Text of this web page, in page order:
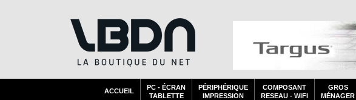
ACCUEIL
PC - ÉCRAN
TABLETTE
PÉRIPHÉRIQUE
IMPRESSION
COMPOSANT
RESEAU - WIFI
GROS
MÉNAGER